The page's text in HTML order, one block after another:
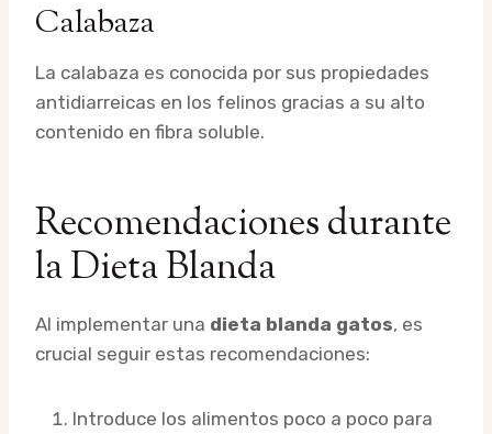
Calabaza
La calabaza es conocida por sus propiedades
antidiarreicas en los felinos gracias a su alto
contenido en fibra soluble.
Recomendaciones durante
la Dieta Blanda
Al implementar una dieta blanda gatos, es
crucial seguir estas recomendaciones:
Introduce los alimentos poco a poco para